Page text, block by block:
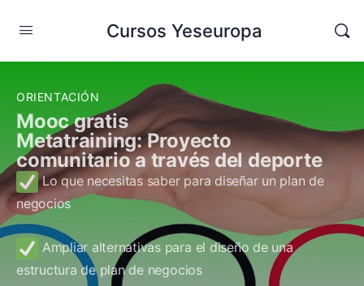
Cursos Yeseuropa
ORIENTACIÓN
Mooc gratis
Metatraining: Proyecto
comunitario a través del deporte
Lo que necesitas saber para diseñar un plan de
negocios
Ampliar alternativas para el diseño de una
estructura de plan de negocios